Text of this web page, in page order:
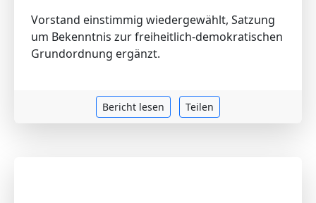
Vorstand einstimmig wiedergewählt, Satzung
um Bekenntnis zur freiheitlich-demokratischen
Grundordnung ergänzt.
Bericht lesen Teilen